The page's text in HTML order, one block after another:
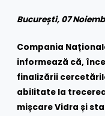
București, 07
Compania
informează că,
finalizării
abilitate la
mișcare Vidra și